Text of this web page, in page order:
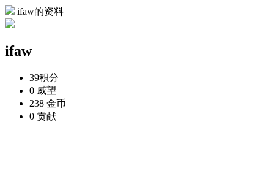
ifaw的资料
ifaw
39积分
0 威望
238 金币
0 贡献